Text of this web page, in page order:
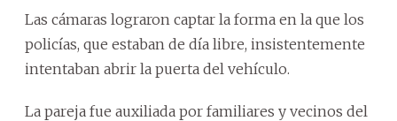
Las cámaras lograron captar la forma en la que los
policías, que estaban de día libre, insistentemente
intentaban abrir la puerta del vehículo.
La pareja fue auxiliada por familiares y vecinos del